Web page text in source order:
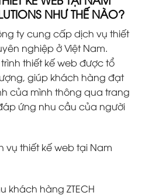
NHƯ THẾ NÀO?
ty cung cấp dịch vụ thiết
nghiệp ở Việt Nam.
thiết kế web được tổ
giúp khách hàng đạt
của mình thông qua trang
ứng nhu cầu của người
vụ thiết kế web tại Nam
khách hàng ZTECH